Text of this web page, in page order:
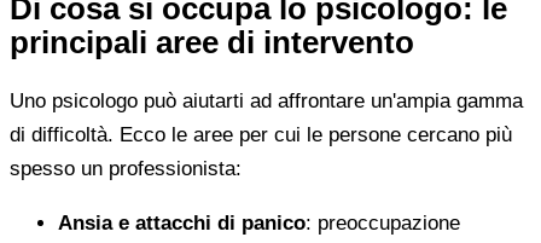
Di cosa si occupa lo psicologo: le
principali aree di intervento
Uno psicologo può aiutarti ad affrontare un'ampia gamma
di difficoltà. Ecco le aree per cui le persone cercano più
spesso un professionista:
Ansia e attacchi di panico: preoccupazione